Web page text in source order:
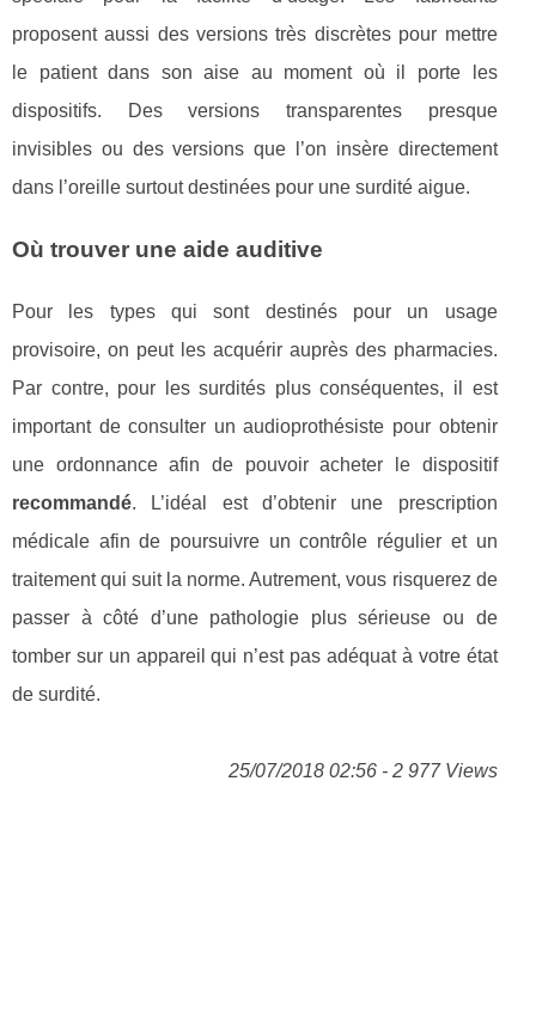
proposent aussi des versions très discrètes pour mettre
le patient dans son aise au moment où il porte les
dispositifs. Des versions transparentes presque
invisibles ou des versions que l’on insère directement
dans l’oreille surtout destinées pour une surdité aigue.
Où trouver une aide auditive
Pour les types qui sont destinés pour un usage
provisoire, on peut les acquérir auprès des pharmacies.
Par contre, pour les surdités plus conséquentes, il est
important de consulter un audioprothésiste pour obtenir
une ordonnance afin de pouvoir acheter le dispositif
recommandé. L’idéal est d’obtenir une prescription
médicale afin de poursuivre un contrôle régulier et un
traitement qui suit la norme. Autrement, vous risquerez de
passer à côté d’une pathologie plus sérieuse ou de
tomber sur un appareil qui n’est pas adéquat à votre état
de surdité.
25/07/2018 02:56 - 2 977 Views